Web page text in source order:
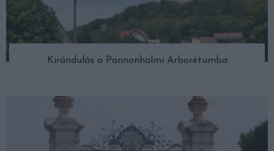
Kirándulás a Pannonhalmi Arborétumba